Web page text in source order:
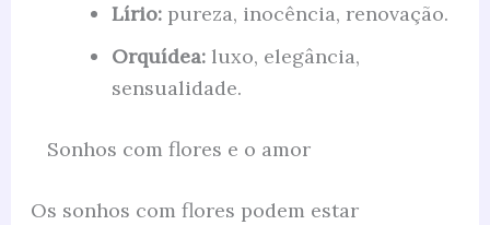
Lírio:pureza, inocência, renovação.
Orquídea:luxo, elegância,
sensualidade.
Sonhos com flores e o amor
Os sonhos com flores podem estar